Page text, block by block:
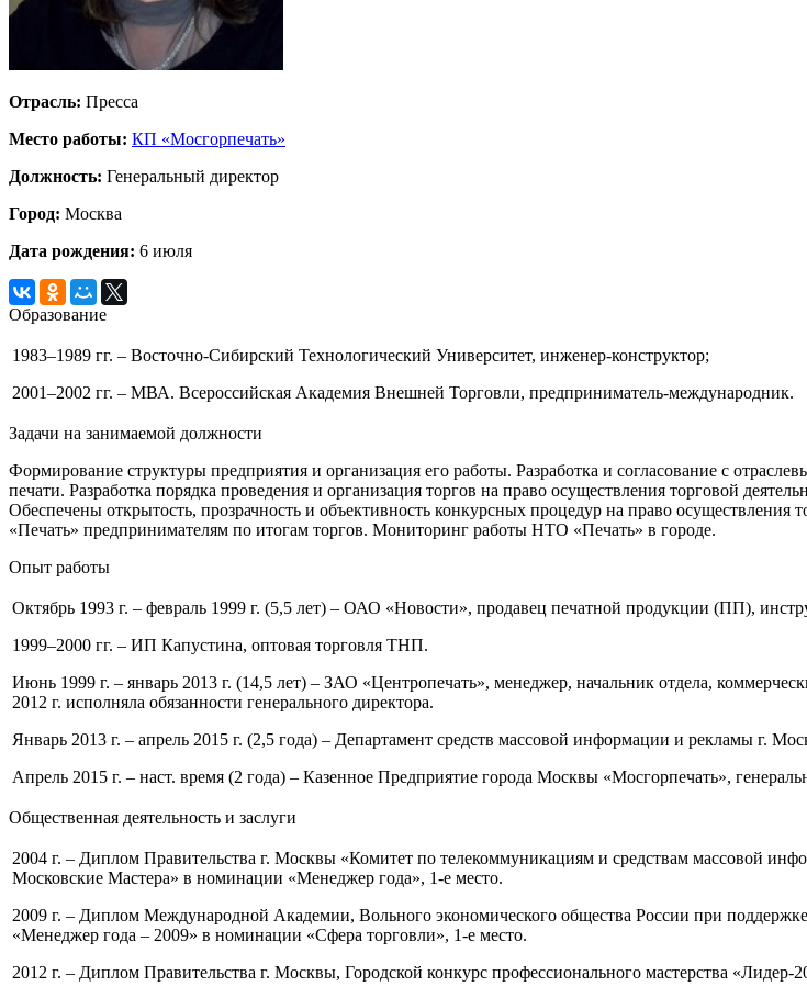
Отрасль: Пресса
Место работы: КП «Мосгорпечать»
Должность: Генеральный директор
Город: Москва
Дата рождения: 6 июля
Образование
1983–1989 гг. – Восточно-Сибирский Технологический Университет, инженер-конструктор;
2001–2002 гг. – МВА. Всероссийская Академия Внешней Торговли, предприниматель-международник.
Задачи на занимаемой должности
Формирование структуры предприятия и организация его работы. Разработка и согласование с
печати. Разработка порядка проведения и организация торгов на право осуществления торговой
Обеспечены открытость, прозрачность и объективность конкурсных процедур на право
«Печать» предпринимателям по итогам торгов. Мониторинг работы НТО «Печать» в городе.
Опыт работы
Октябрь 1993 г. – февраль 1999 г. (5,5 лет) – ОАО «Новости», продавец печатной продукции (ПП),
1999–2000 гг. – ИП Капустина, оптовая торговля ТНП.
Июнь 1999 г. – январь 2013 г. (14,5 лет) – ЗАО «Центропечать», менеджер, начальник отдела,
2012 г. исполняла обязанности генерального директора.
Январь 2013 г. – апрель 2015 г. (2,5 года) – Департамент средств массовой информации и рекламы г.
Апрель 2015 г. – наст. время (2 года) – Казенное Предприятие города Москвы «Мосгорпечать»,
Общественная деятельность и заслуги
2004 г. – Диплом Правительства г. Москвы «Комитет по телекоммуникациям и средствам массовой
Московские Мастера» в номинации «Менеджер года», 1-е место.
2009 г. – Диплом Международной Академии, Вольного экономического общества России при
«Менеджер года – 2009» в номинации «Сфера торговли», 1-е место.
2012 г. – Диплом Правительства г. Москвы, Городской конкурс профессионального мастерства